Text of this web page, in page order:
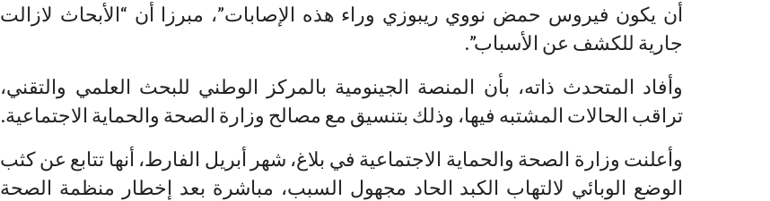
أن يكون فيروس حمض نووي ريبوزي وراء هذه الإصابات”، مبرزا أن “الأبحاث لازالت
جارية للكشف عن الأسباب”.
وأفاد المتحدث ذاته، بأن المنصة الجينومية بالمركز الوطني للبحث العلمي والتقني،
تراقب الحالات المشتبه فيها، وذلك بتنسيق مع مصالح وزارة الصحة والحماية الاجتماعية.
وأعلنت وزارة الصحة والحماية الاجتماعية في بلاغ، شهر أبريل الفارط، أنها تتابع عن كثب
الوضع الوبائي لالتهاب الكبد الحاد مجهول السبب، مباشرة بعد إخطار منظمة الصحة